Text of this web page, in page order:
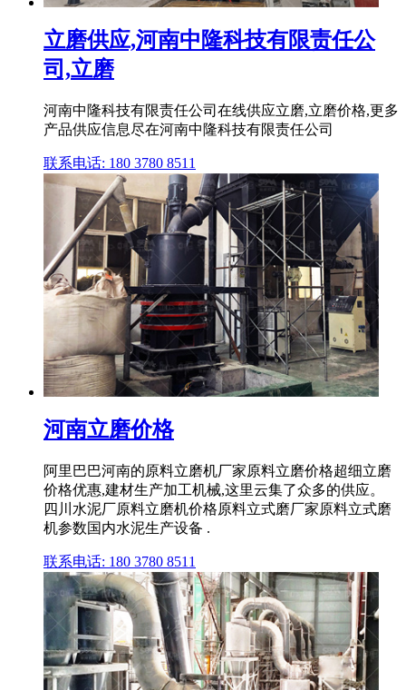
立磨供应,河南中隆科技有限责任公
司,立磨
河南中隆科技有限责任公司在线供应立磨,立磨价格,更多
产品供应信息尽在河南中隆科技有限责任公司
联系电话: 180 3780 8511
河南立磨价格
阿里巴巴河南的原料立磨机厂家原料立磨价格超细立磨
价格优惠,建材生产加工机械,这里云集了众多的供应。
四川水泥厂原料立磨机价格原料立式磨厂家原料立式磨
机参数国内水泥生产设备 .
联系电话: 180 3780 8511